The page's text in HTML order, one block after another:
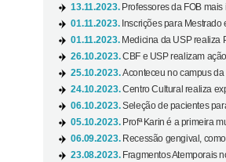
13.11.2023. Professores da FOB
01.11.2023. Inscrições para
01.11.2023. Medicina da USP realiza
26.10.2023.CBF e USP realizam
25.10.2023.Aconteceu no campus da
24.10.2023.Centro Cultural realiza
06.10.2023.Seleção de pacientes
05.10.2023. Profª Karin é a primeira
06.09.2023. Recessão gengival,
23.08.2023. Fragmentos Atemporais